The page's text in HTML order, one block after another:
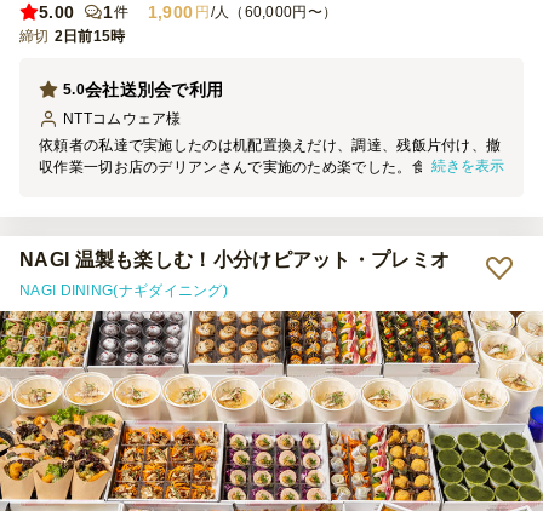
5.00
1件 1,900 円/人（60,000円〜）
締切 2日前15時
会社送別会で利用
5.0
NTTコムウェア様
依頼者の私達で実施したのは机配置換えだけ、調達、残飯片付け、撤
収作業一切お店のデリアンさんで実施のため楽でした。食べ物の味は
た。
続きを表示
NAGI 温製も楽しむ！小分けピアット・プレミオ
NAGI DINING(ナギダイニング)